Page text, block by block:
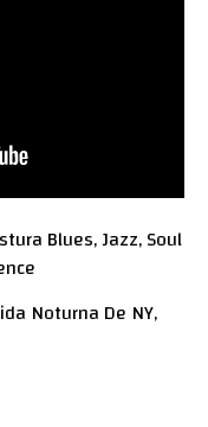
Blues, Jazz, Soul
Noturna De NY,